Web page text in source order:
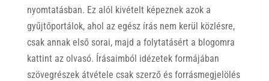
nyomtatásban. Ez alól kivételt képeznek azok a
gyűjtőportálok, ahol az egész írás nem kerül közlésre,
csak annak első sorai, majd a folytatásért a blogomra
kattint az olvasó. Írásaimból idézetek formájában
szövegrészek átvétele csak szerző és forrásmegjelölés